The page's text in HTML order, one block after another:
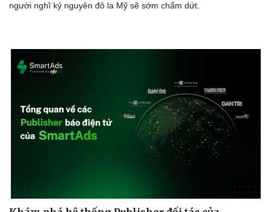
người nghĩ kỷ nguyên đô la Mỹ sẽ sớm chấm dứt.